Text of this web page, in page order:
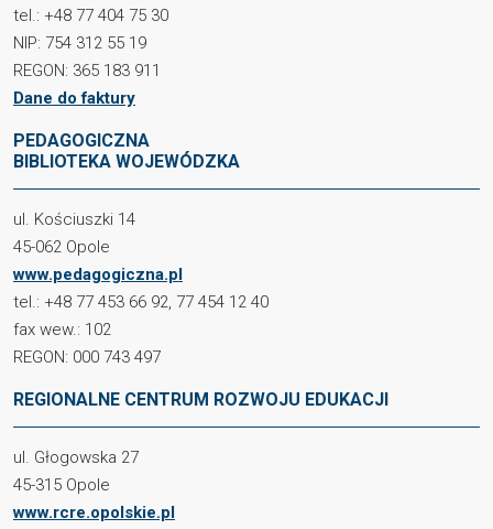
tel.: +48 77 404 75 30
NIP: 754 312 55 19
REGON: 365 183 911
Dane do faktury
PEDAGOGICZNA
BIBLIOTEKA WOJEWÓDZKA
ul. Kościuszki 14
45-062 Opole
www.pedagogiczna.pl
tel.: +48 77 453 66 92, 77 454 12 40
fax wew.: 102
REGON: 000 743 497
REGIONALNE CENTRUM ROZWOJU EDUKACJI
ul. Głogowska 27
45-315 Opole
www.rcre.opolskie.pl